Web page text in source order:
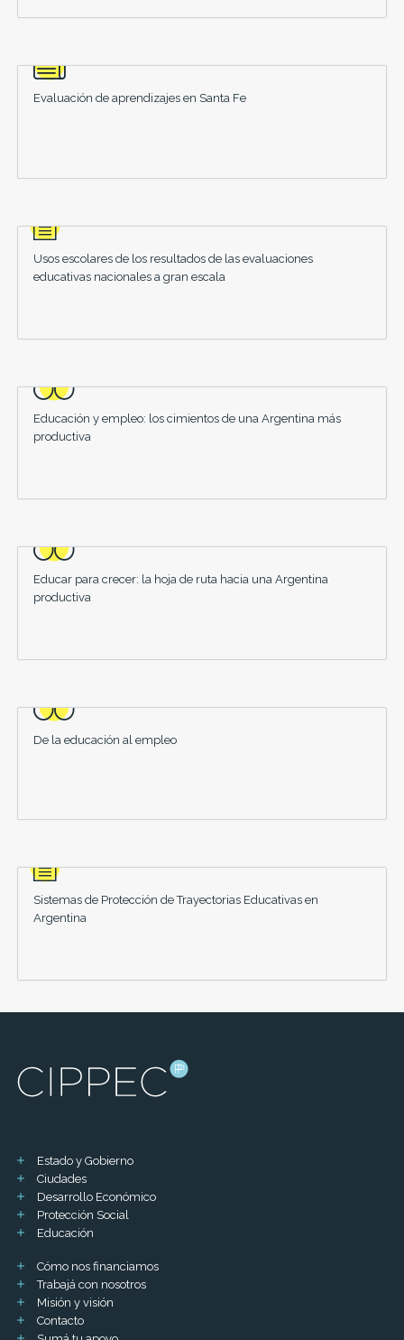
Evaluación de aprendizajes en Santa Fe
Usos escolares de los resultados de las evaluaciones
educativas nacionales a gran escala
Educación y empleo: los cimientos de una Argentina más
productiva
Educar para crecer: la hoja de ruta hacia una Argentina
productiva
De la educación al empleo
Sistemas de Protección de Trayectorias Educativas en
Argentina
Estado y Gobierno
Ciudades
Desarrollo Económico
Protección Social
Educación
Cómo nos financiamos
Trabajá con nosotros
Misión y visión
Contacto